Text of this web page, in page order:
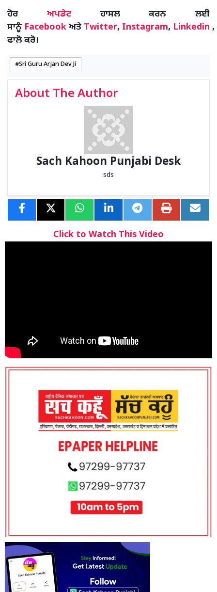
ਹੋਰ ਅਪਡੇਟਹਾਸਲ ਕਰਨ ਲਈ
ਸਾਨੂੰ Facebook ਅਤੇ Twitter, Instagram, Linkedin ,
ਫਾਲੋ ਕਰੋ।
Sri Guru Arjan Dev Ji
About The Author
Sach Kahoon Punjabi Desk
sds
Click to Watch This Video